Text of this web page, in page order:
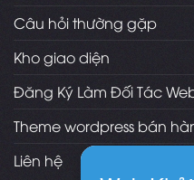
Câu hỏi thường gặp
Kho giao diện
Đăng Ký Làm Đối Tác
Theme wordpress bán
Liên hệ